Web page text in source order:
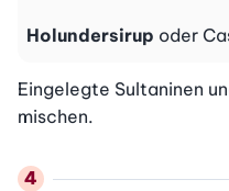
Holundersirup oder
Eingelegte Sultaninen
mischen.